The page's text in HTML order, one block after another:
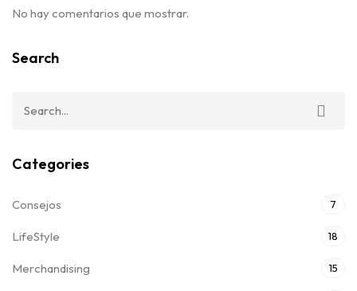
No hay comentarios que mostrar.
Search
Categories
Consejos 7
LifeStyle 18
Merchandising 15